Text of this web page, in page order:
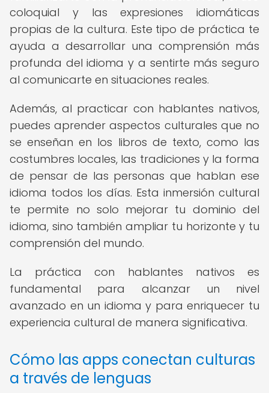
coloquial y las expresiones idiomáticas
propias de la cultura. Este tipo de práctica te
ayuda a desarrollar una comprensión más
profunda del idioma y a sentirte más seguro
al comunicarte en situaciones reales.
Además, al practicar con hablantes nativos,
puedes aprender aspectos culturales que no
se enseñan en los libros de texto, como las
costumbres locales, las tradiciones y la forma
de pensar de las personas que hablan ese
idioma todos los días. Esta inmersión cultural
te permite no solo mejorar tu dominio del
idioma, sino también ampliar tu horizonte y tu
comprensión del mundo.
La práctica con hablantes nativos es
fundamental para alcanzar un nivel
avanzado en un idioma y para enriquecer tu
experiencia cultural de manera significativa.
Cómo las apps conectan culturas
a través de lenguas